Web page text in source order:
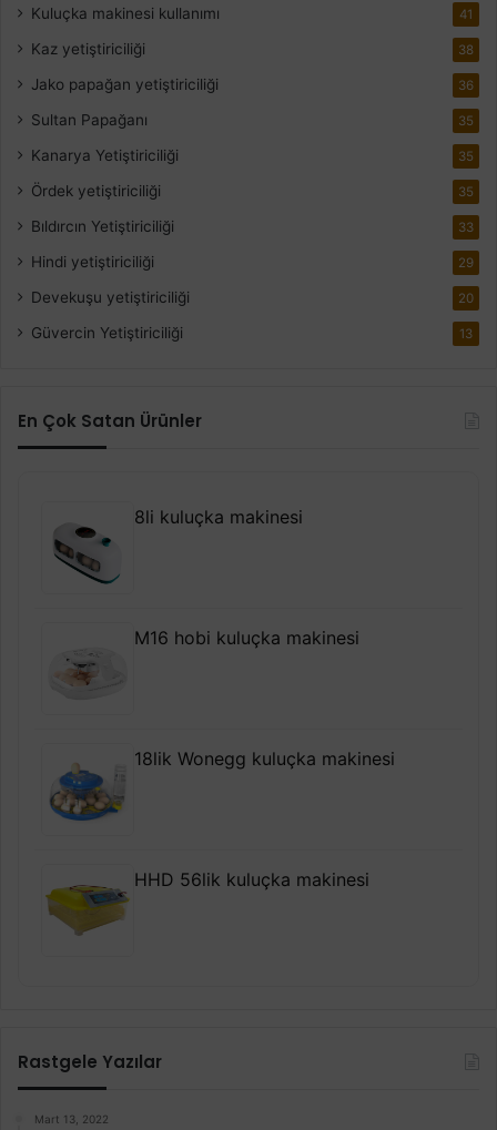
Kuluçka makinesi kullanımı 41
Kaz yetiştiriciliği 38
Jako papağan yetiştiriciliği 36
Sultan Papağanı 35
Kanarya Yetiştiriciliği 35
Ördek yetiştiriciliği 35
Bıldırcın Yetiştiriciliği 33
Hindi yetiştiriciliği 29
Devekuşu yetiştiriciliği 20
Güvercin Yetiştiriciliği 13
En Çok Satan Ürünler
8li kuluçka makinesi
M16 hobi kuluçka makinesi
18lik Wonegg kuluçka makinesi
HHD 56lik kuluçka makinesi
Rastgele Yazılar
Mart 13, 2022